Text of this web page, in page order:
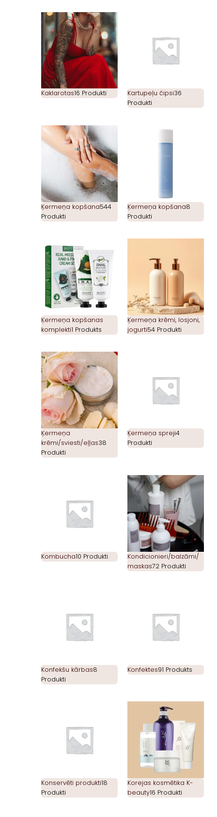
Kaklarotas16 Produkti Kartupeļu čipsi36
Produkti
Ķermeņa kopšana544
Produkti
Ķermeņa kopšana8
Produkti
Ķermeņa kopšanas
komplekti1 Produkts
Ķermeņa krēmi, losjoni,
jogurti54 Produkti
Ķermeņa
krēmi/sviesti/eļļas38
Produkti
Ķermeņa spreji4
Produkti
Kombucha10 Produkti
Kondicionieri/balzāmi/
maskas72 Produkti
Konfekšu kārbas8
Produkti
Konfektes91 Produkts
Konservēti produkti18
Produkti
Korejas kosmētika K-
beauty16 Produkti